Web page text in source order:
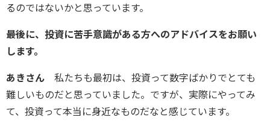
るのではないかと思っています。
――最後に、投資に苦手意識がある方へのアドバイスをお願い
します。
あきさん 私たちも最初は、投資って数字ばかりでとても
難しいものだと思っていました。ですが、実際にやってみ
て、投資って本当に身近なものだなと感じています。